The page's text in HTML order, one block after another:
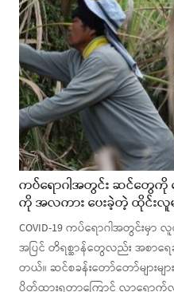
ကပ်ရောဂါအတွင်း ဆင်တွေကို
ကို အလကား ပေးခဲ့တဲ့ ထိုင်းလူမ
COVID-19 ကပ်ရောဂါအတွင်းမှ
အပြင် တိရစ္ဆာန်တွေလည်း အစာ
တယ်။ ဆင်စခန်းတော်တော်များမျ
ပိတ်ထားရတာကြောင့် လာရ